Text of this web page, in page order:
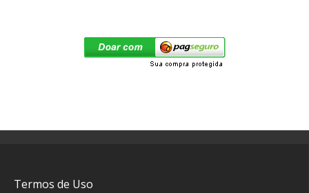
Termos de Uso